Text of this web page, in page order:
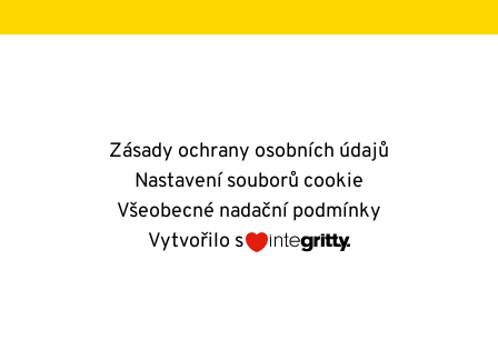
Kontakty
Zásady ochrany osobních údajů
Nastavení souborů cookie
Všeobecné nadační podmínky
Vytvořilo s